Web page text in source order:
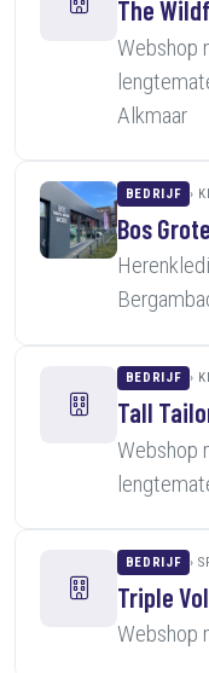
The
Webshop
Alkmaar
BEDRIJF
Bos
BEDRIJF
Tall
Webshop
BEDRIJF
Triple
Webshop